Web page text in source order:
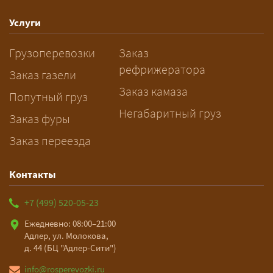
— Оставьте заявку с маршрутом,
датой и параметрами груза — логист
рассчитает стоимость за 5–10 минут
и подберёт машину. Все условия и
цена фиксируются в договоре;
оплата после доставки, перед
выгрузкой.
Услуги
Грузоперевозки
Заказ газели
Попутный груз
Заказ фуры
Заказ переезда
Заказ
рефрижератора
Заказ камаза
Негабаритный груз
Контакты
+7 (499) 520-05-23
Ежедневно: 08:00–21:00
Адлер, ул. Молокова,
д. 44 (БЦ "Адлер-Сити")
info@rosperevozki.ru